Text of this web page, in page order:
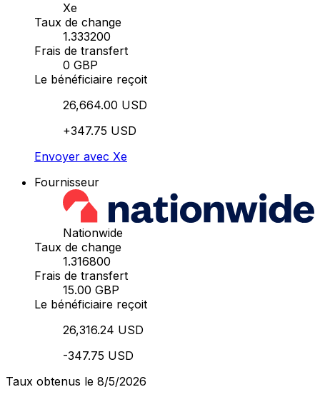
Xe
Taux de change
1.333200
Frais de transfert
0 GBP
Le bénéficiaire reçoit
26,664.00 USD
+347.75 USD
Envoyer avec Xe
Fournisseur
Nationwide
Taux de change
1.316800
Frais de transfert
15.00 GBP
Le bénéficiaire reçoit
26,316.24 USD
-347.75 USD
Taux obtenus le 8/5/2026